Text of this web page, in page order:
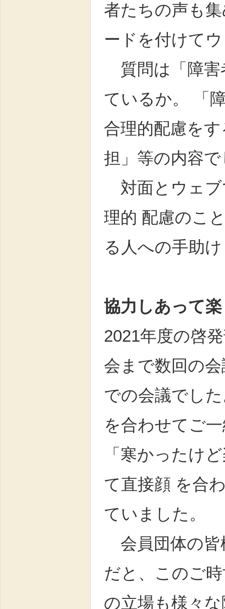
者たちの声も
ードを付けて
質問は「障害
ているか。 「
合理的配慮を
担」等の内容
対面とウェブ
理的 配慮のこ
る人への手助
協力しあって
2021年度の啓
会まで数回の
での会議でし
を合わせてご
「寒かったけ
て直接顔 を合
ていました。
会員団体の皆
だと、このご
の立場も様々